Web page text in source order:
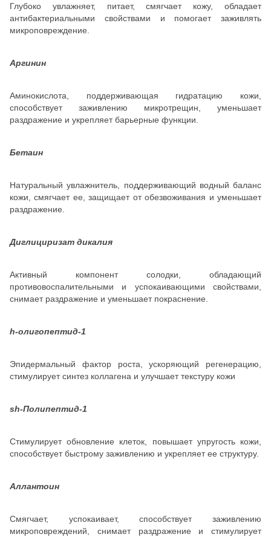
Глубоко увлажняет, питает, смягчает кожу, обладает
антибактериальными свойствами и помогает заживлять
микроповреждение.
Аргинин
Аминокислота, поддерживающая гидратацию кожи,
способствует заживлению микротрещин, уменьшает
раздражение и укрепляет барьерные функции.
Бетаин
Натуральный увлажнитель, поддерживающий водный баланс
кожи, смягчает ее, защищает от обезвоживания и уменьшает
раздражение.
Диглициризат дикалия
Активный компонент солодки, обладающий
противовоспалительными и успокаивающими свойствами,
снимает раздражение и уменьшает покраснение.
h-олигопептид-1
Эпидермальный фактор роста, ускоряющий регенерацию,
стимулирует синтез коллагена и улучшает текстуру кожи
sh-Полипептид-1
Стимулирует обновление клеток, повышает упругость кожи,
способствует быстрому заживлению и укрепляет ее структуру.
Аллантоин
Смягчает, успокаивает, способствует заживлению
микроповреждений, снимает раздражение и стимулирует